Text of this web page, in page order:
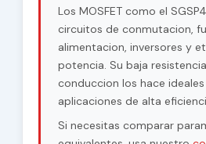
Los MOSFET como el
circuitos de conmutacion,
alimentacion, inversores y
potencia. Su baja
conduccion los hace
aplicaciones de alta
Si necesitas comparar